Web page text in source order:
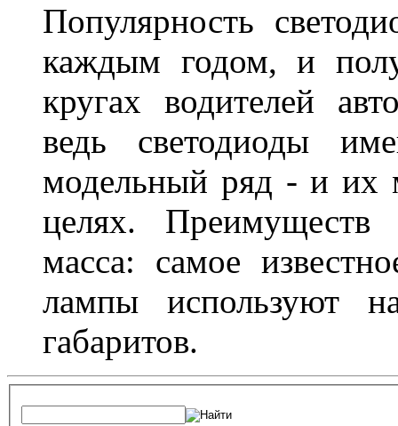
Популярность
каждым годом, и
кругах водителей
ведь светодиоды
модельный ряд - и их
целях.
масса: самое
лампы используют
габаритов.